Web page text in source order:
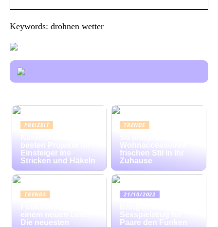
Keywords: drohnen wetter
FREIZEIT
besten Projekte für
Einsteiger ins
Stricken und Häkeln
TRENDS
Wohnaccessoires
frischen Stil in Ihr
Zuhause
TRENDS
einem neuen Level:
Die neuesten
21/10/2022
Sexspielzeug für
Paare den Funken